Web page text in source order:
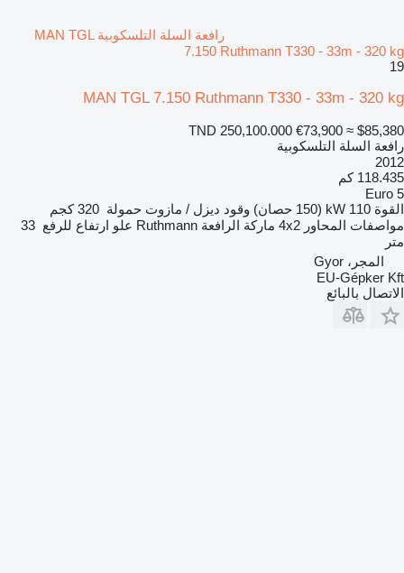
رافعة السلة التلسكوبية MAN TGL
7.150 Ruthmann T330 - 33m - 320 kg
19
MAN TGL 7.150 Ruthmann T330 - 33m - 320 kg
TND 250,100.000 €73,900 ≈ $85,380
رافعة السلة التلسكوبية
2012
118.435 كم
Euro 5
القوة 110 kW (150 حصان) وقود ديزل / مازوت حمولة 320 كجم
مواصفات المحاور 4x2 ماركة الرافعة Ruthmann علو ارتفاع للرفع 33
متر
المجر، Gyor
EU-Gépker Kft
الاتصال بالبائع